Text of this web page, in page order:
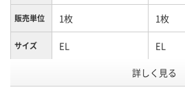
販売単位 1枚 1枚
サイズ EL EL
ホワイト
詳しく見る